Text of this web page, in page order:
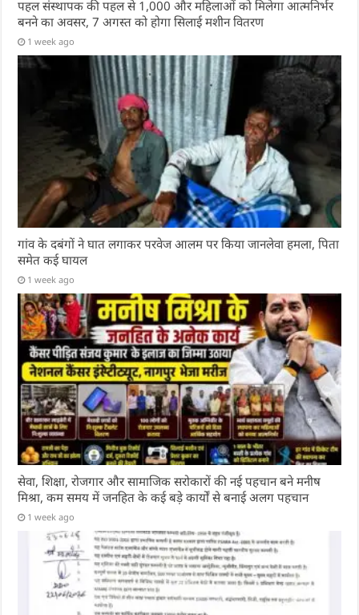
पहल संस्थापक की पहल से 1,000 और महिलाओं को मिलेगा आत्मनिर्भर
बनने का अवसर, 7 अगस्त को होगा सिलाई मशीन वितरण
1 week ago
गांव के दबंगों ने घात लगाकर परवेज आलम पर किया जानलेवा हमला, पिता
समेत कई घायल
1 week ago
सेवा, शिक्षा, रोजगार और सामाजिक सरोकारों की नई पहचान बने मनीष
मिश्रा, कम समय में जनहित के कई बड़े कार्यों से बनाई अलग पहचान
1 week ago